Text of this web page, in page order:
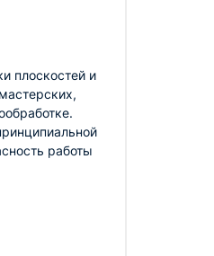
плоскостей и
работы